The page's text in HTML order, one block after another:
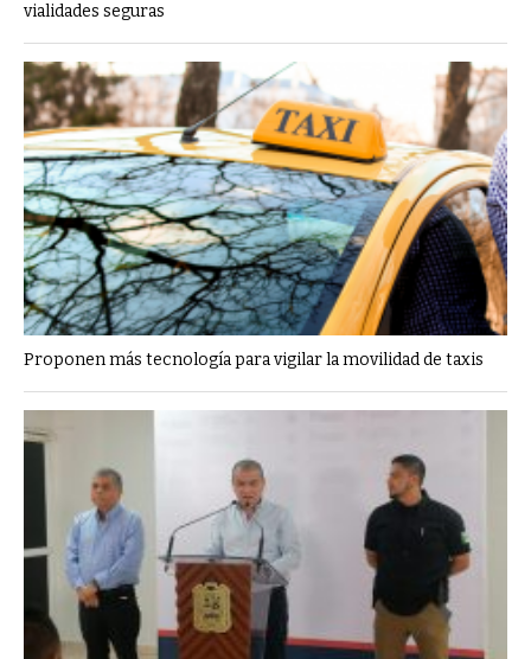
vialidades seguras
Proponen más tecnología para vigilar la movilidad de taxis